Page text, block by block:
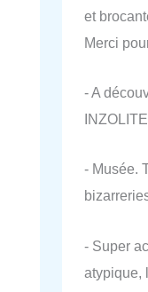
et
Merci
- A
- Musée.
- Super
atypique,